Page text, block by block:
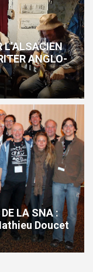
L’ALSACIEN
ANGLO-
LA SNA :
Doucet